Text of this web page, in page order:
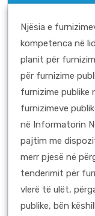
Njësia e
kompetenca në
planit për
për furnizime
furnizime publike
furnizimeve
në Informatorin
pajtim me
merr pjesë në
tenderimit për
vlerë të ulët,
publike, bën